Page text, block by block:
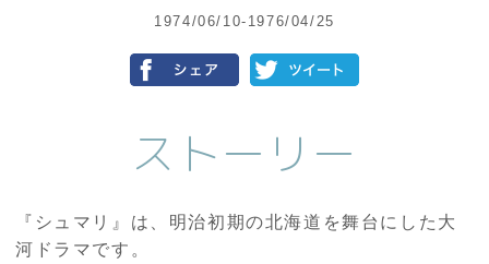
1974/06/10-1976/04/25
ストーリー
『シュマリ』は、明治初期の北海道を舞台にした大
河ドラマです。